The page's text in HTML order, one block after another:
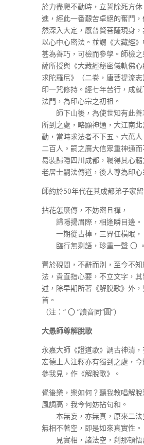
於力盡爬不動時，立誓除死方
進，經此一番艱苦卓絕的奮鬥
然深入大定，感普賢菩薩現身
以心中心密法。並謂《大藏經》
甚為善巧，可檢而參學。師檢
薩所授與《大藏經秘密儀軌佛
求陀羅尼》（二卷，唐菩提流
印一咒修持。經七年苦行，成
法門，為印心宗之初祖。
師下山後，為使世知有此善
所到之處，略顯神通，大江南
動，當時求法者不下五、六萬
二百人。嗣之廣大信眾重神通
易裝歸隱四川成都，囑得其心
老居士嗣法傳道，後人尊為印心
師約於50年代在其成都弟子家留
拈花怎麼傳，不妨密且禪，
歸隱揚眉際，相逢瞬目邊。
一期從古棹，三界任橫眠，
臨行無剩語，珍重一聲 〇 。
置於硯間，不辭而別，至今不
法，貴直指心要，不立文字，
述，除早期所著《解脫歌》外
首。
（注：“ 〇 ”讀音同“圓”）
大愚師尊解脫歌
永嘉大師《證道歌》調古神清
宏德上人注釋亦有獨到之處，
參我見，作《解脫歌》。
覺後樂，樂如何？聽我教唱解
風調高，我今何妨拈句和。
本無妄，亦無真，原來二法
無相不著空，即是如來真實性。
見實相，諸法空，刹那頓悟